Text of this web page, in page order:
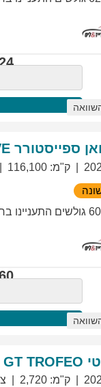
ספייסטורר
ק"מ:
116,100
גולשים התעניינו
GT TROFEO
ק"מ:
2,720